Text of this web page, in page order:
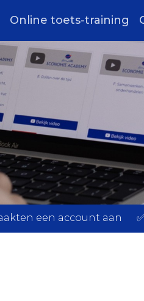
Online toets-training
een account aan